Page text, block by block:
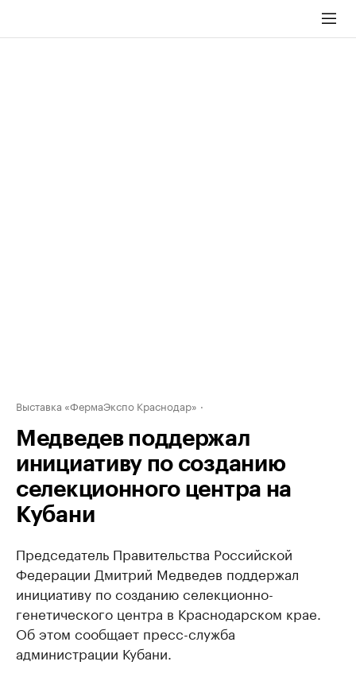
Выставка «ФермаЭкспо Краснодар»
Медведев поддержал
инициативу по созданию
селекционного центра на
Кубани
Председатель Правительства Российской
Федерации Дмитрий Медведев поддержал
инициативу по созданию селекционно-
генетического центра в Краснодарском крае.
Об этом сообщает пресс-служба
администрации Кубани.